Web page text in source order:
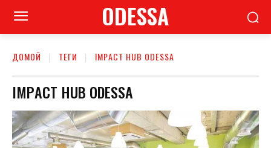
ODESSA
ДОМОЙ ТЕГИ IMPАСT НUB ODЕSSА
IMPАСT НUB ODЕSSА